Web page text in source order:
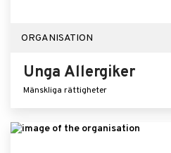
ORGANISATION
Unga Allergiker
Mänskliga rättigheter